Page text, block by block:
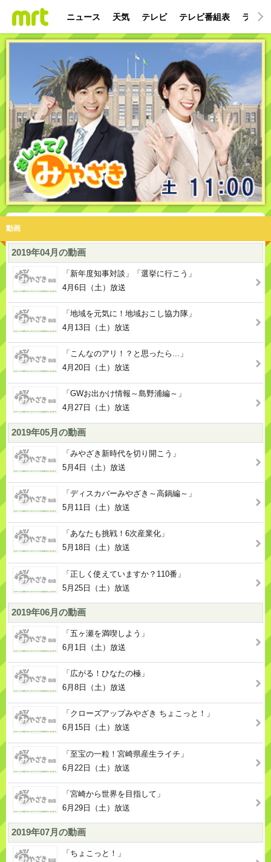
ニュース 天気 テレビ テレビ番組表 ラジオ
動画
2019年04月の動画
「新年度知事対談」「選挙に行こう」
4月6日（土）放送
「地域を元気に！地域おこし協力隊」
4月13日（土）放送
「こんなのアリ！？と思ったら...」
4月20日（土）放送
「GWお出かけ情報～島野浦編～」
4月27日（土）放送
2019年05月の動画
「みやざき新時代を切り開こう」
5月4日（土）放送
「ディスカバーみやざき～高鍋編～」
5月11日（土）放送
「あなたも挑戦！6次産業化」
5月18日（土）放送
「正しく使えていますか？110番」
5月25日（土）放送
2019年06月の動画
「五ヶ瀬を満喫しよう」
6月1日（土）放送
「広がる！ひなたの極」
6月8日（土）放送
「クローズアップみやざき ちょこっと！」
6月15日（土）放送
「至宝の一粒！宮崎県産生ライチ」
6月22日（土）放送
「宮崎から世界を目指して」
6月29日（土）放送
2019年07月の動画
「ちょこっと！」